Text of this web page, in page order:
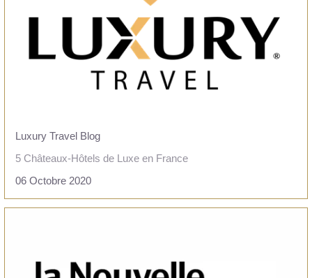
Luxury Travel Blog
5 Châteaux-Hôtels de Luxe en France
06 Octobre 2020
SERVICES
TOURISME
PRESSE
+33 5 49 05 58 68
CARTES CADEAUX